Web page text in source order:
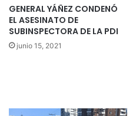
GENERAL YÁÑEZ CONDENÓ
EL ASESINATO DE
SUBINSPECTORA DE LA PDI
junio 15, 2021